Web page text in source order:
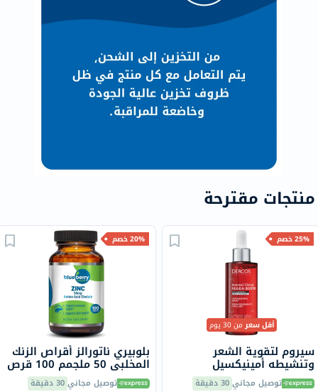
منتجات مقترحة
25% خصم
أقل سعرمن 30 يوم
سيروم لتقوية الشعر
وتنشيطه أمينيكسيل
توصيل مجاني30 دقيقة
20% خصم
بلوبيري ناتورالز أقراص الزنك
المخلبي 50 ملجمم 100 قرص
B0272توصيل مجاني30 دقيقة